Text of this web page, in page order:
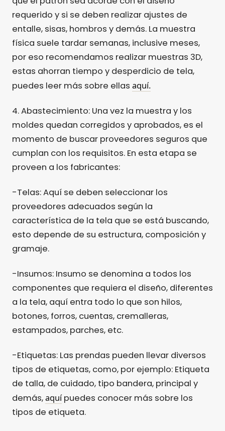
requerido y si se deben realizar ajustes de
entalle, sisas, hombros y demás. La muestra
física suele tardar semanas, inclusive meses,
por eso recomendamos realizar muestras 3D,
estas ahorran tiempo y desperdicio de tela,
puedes leer más sobre ellas aquí.
4. Abastecimiento: Una vez la muestra y los
moldes quedan corregidos y aprobados, es el
momento de buscar proveedores seguros que
cumplan con los requisitos. En esta etapa se
proveen a los fabricantes:
-Telas: Aquí se deben seleccionar los
proveedores adecuados según la
característica de la tela que se está buscando,
esto depende de su estructura, composición y
gramaje.
-Insumos: Insumo se denomina a todos los
componentes que requiera el diseño, diferentes
a la tela, aquí entra todo lo que son hilos,
botones, forros, cuentas, cremalleras,
estampados, parches, etc.
-Etiquetas: Las prendas pueden llevar diversos
tipos de etiquetas, como, por ejemplo: Etiqueta
de talla, de cuidado, tipo bandera, principal y
demás,aquípuedes conocer más sobre los
tipos de etiqueta.